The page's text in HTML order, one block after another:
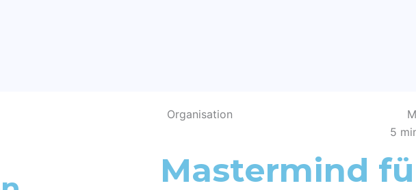
Organisation
5
Mastermind